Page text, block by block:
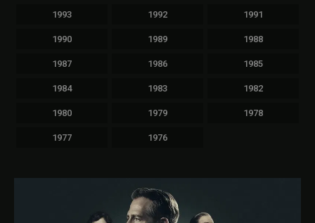
1993 1992 1991
1990 1989 1988
1987 1986 1985
1984 1983 1982
1980 1979 1978
1977 1976